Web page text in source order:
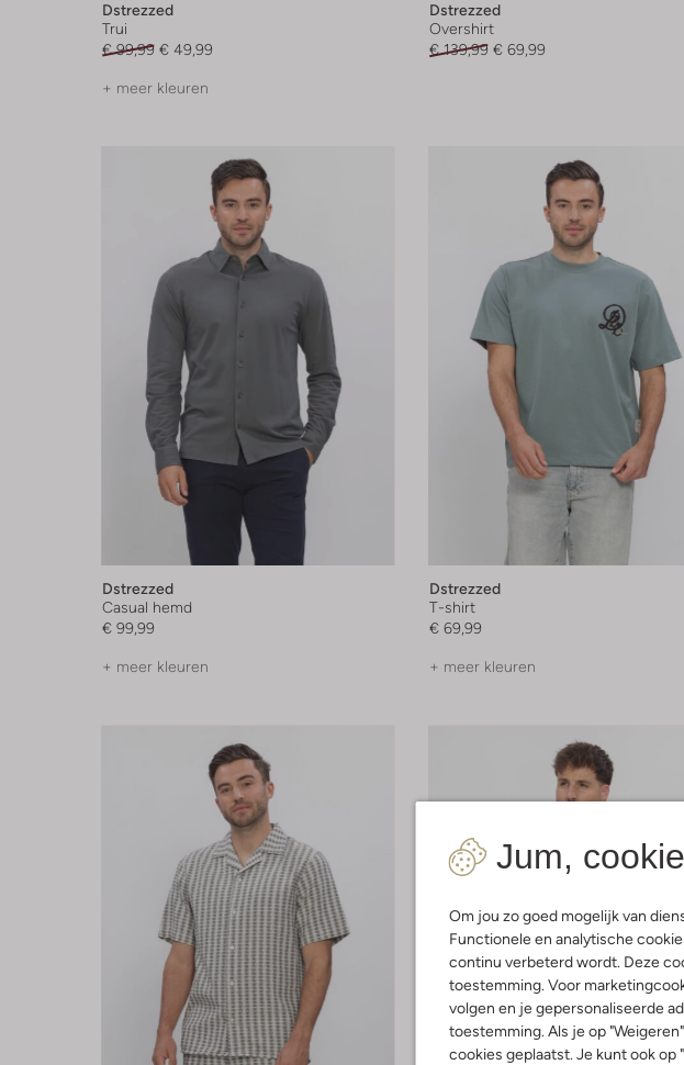
Jum,
Om jou zo goed mogelijk van
Functionele en analytische
continu verbeterd wordt. Deze
toestemming. Voor
volgen en je gepersonaliseerde
toestemming. Als je op
cookies geplaatst. Je kunt ook
Dstrezzed
Trui
€ 99,99 € 49,99
+ meer kleuren
Dstrezzed
Overshirt
€ 139,99 € 69,99
Dstrezzed
Casual hemd
€ 99,99
+ meer kleuren
Dstrezzed
T-shirt
€ 69,99
+ meer kleuren